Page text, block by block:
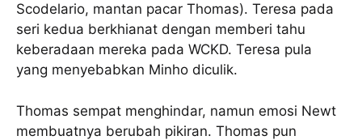
Scodelario, mantan pacar Thomas). Teresa pada
seri kedua berkhianat dengan memberi tahu
keberadaan mereka pada WCKD. Teresa pula
yang menyebabkan Minho diculik.
Thomas sempat menghindar, namun emosi Newt
membuatnya berubah pikiran. Thomas pun